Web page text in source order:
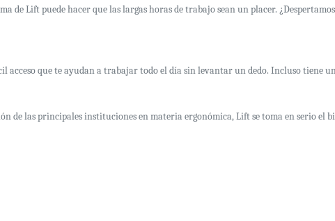
de Lift puede hacer que las largas horas de trabajo sean un placer.
acceso que te ayudan a trabajar todo el día sin levantar un dedo. Incluso tiene
de las principales instituciones en materia ergonómica, Lift se toma en serio el